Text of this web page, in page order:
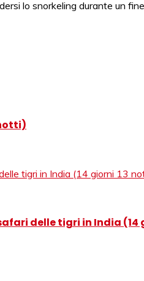
lo snorkeling durante un
delle tigri in India (14